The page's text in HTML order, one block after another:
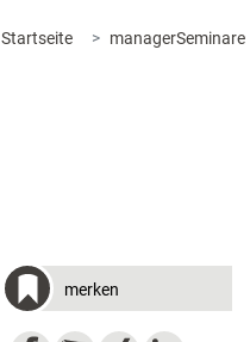
Startseite managerSeminare
merken